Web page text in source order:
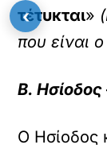
τέτυκται»
που είναι
Β. Ησίοδος
Ο Ησίοδος
‹